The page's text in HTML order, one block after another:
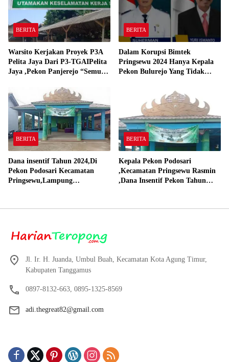
BERITA
Warsito Kerjakan Proyek P3A
Pelita Jaya Dari P3-TGAIPelita
Jaya ,Pekon Panjerejo “Semua
BERITA
Dalam Korupsi Bimtek
Pringsewu 2024 Hanya Kepala
Pekon Bulurejo Yang Tidak
BERITA
Dana insentif Tahun 2024,Di
Pekon Podosari Kecamatan
Pringsewu,Lampung
BERITA
Kepala Pekon Podosari
,Kecamatan Pringsewu Rasmin
,Dana Insentif Pekon Tahun
Jl. Ir. H. Juanda, Umbul Buah, Kecamatan Kota Agung Timur,
Kabupaten Tanggamus
0897-8132-663, 0895-1325-8569
adi.thegreat82@gmail.com